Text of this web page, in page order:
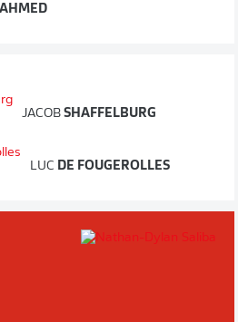
AHMED
JACOB SHAFFELBURG
LUC DE FOUGEROLLES